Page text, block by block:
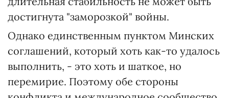
достигнута "заморозкой" войны.
Однако единственным пунктом Минских
соглашений, который хоть как-то удалось
выполнить, - это хоть и шаткое, но
перемирие. Поэтому обе стороны